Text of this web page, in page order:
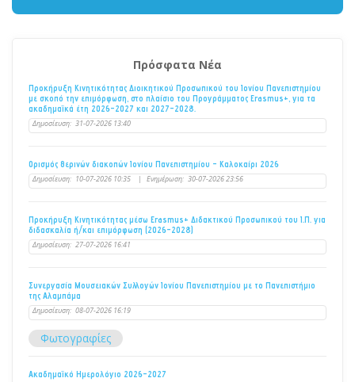
Πρόσφατα Νέα
Προκήρυξη Κινητικότητας Διοικητικού Προσωπικού του Ιονίου Πανεπιστημίου
με σκοπό την επιμόρφωση, στο πλαίσιο του Προγράμματος Erasmus+, για τα
ακαδημαϊκά έτη 2026–2027 και 2027–2028.
Δημοσίευση: 31-07-2026 13:40
Ορισμός θερινών διακοπών Ιονίου Πανεπιστημίου - Καλοκαίρι 2026
Δημοσίευση: 10-07-2026 10:35 | Ενημέρωση: 30-07-2026 23:56
Προκήρυξη Κινητικότητας μέσω Erasmus+ Διδακτικού Προσωπικού του Ι.Π. για
διδασκαλία ή/και επιμόρφωση (2026-2028)
Δημοσίευση: 27-07-2026 16:41
Συνεργασία Μουσειακών Συλλογών Ιονίου Πανεπιστημίου με το Πανεπιστήμιο
της Αλαμπάμα
Δημοσίευση: 08-07-2026 16:19
Φωτογραφίες
Ακαδημαϊκό Ημερολόγιο 2026-2027